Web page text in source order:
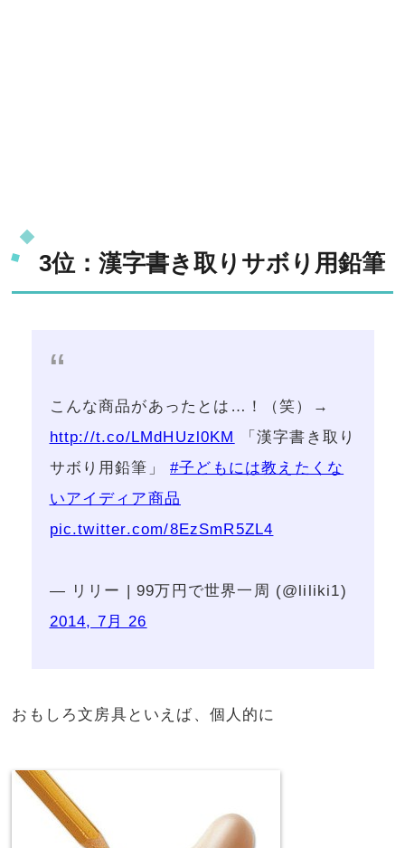
3位：漢字書き取りサボり用鉛筆
こんな商品があったとは…！（笑）→
http://t.co/LMdHUzl0KM
「漢字書き取り
サボり用鉛筆」#子どもには教えたくな
いアイディア商品
pic.twitter.com/8EzSmR5ZL4
— リリー | 99万円で世界一周 (@liliki1)
2014, 7月 26
おもしろ文房具といえば、個人的に